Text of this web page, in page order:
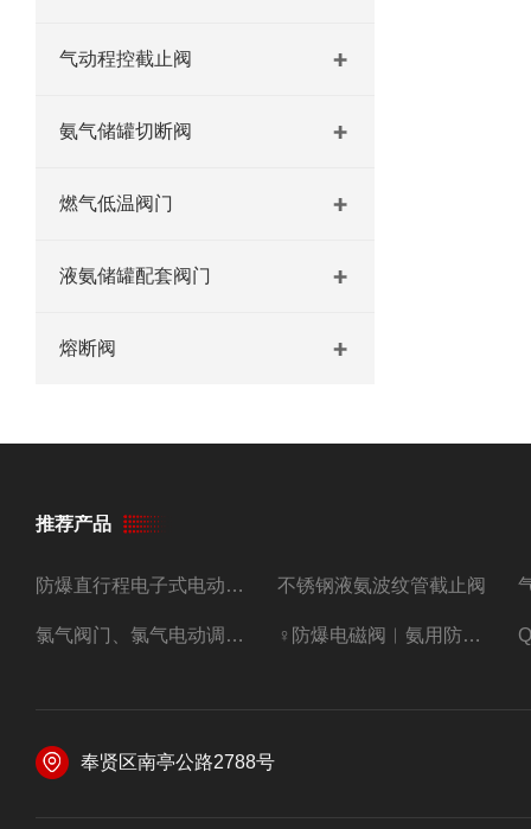
气动程控截止阀
氨气储罐切断阀
燃气低温阀门
液氨储罐配套阀门
熔断阀
推荐产品
防爆直行程电子式电动调节阀 不锈钢液氨波纹管截止阀
氯气阀门、氯气电动调节阀 ♀防爆电磁阀︳氨用防爆紧急切断阀
奉贤区南亭公路2788号